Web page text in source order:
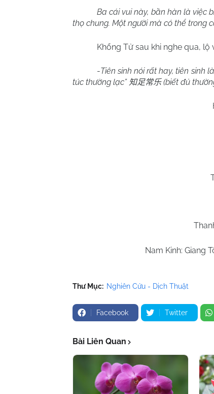
Ba cái vui này, bần hàn là việc
thọ chung. Một người mà có thể trong
Khổng Tử sau khi nghe qua, lộ
-Tiên sinh nói rất hay, tiên sinh
túc thường lạc” 知足常乐(biết đủ
Nam Kinh: Giang
Thư Mục: Nghiên Cứu - Dịch Thuật
Facebook Twitter
Bài Liên Quan